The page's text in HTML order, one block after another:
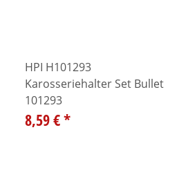
HPI H101293
Karosseriehalter Set Bullet
101293
8,59 €*